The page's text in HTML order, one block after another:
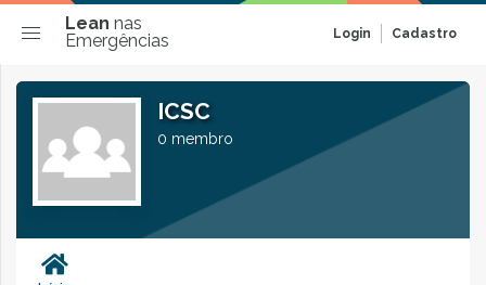
Lean nas
Emergências
Login Cadastro
ICSC
0 membro